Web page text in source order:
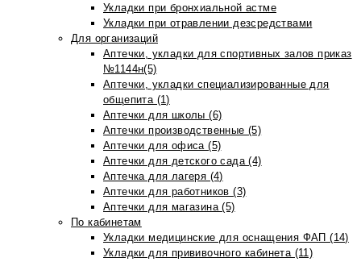
Укладки при бронхиальной астме
Укладки при отравлении дезсредствами
Для организаций
Аптечки, укладки для спортивных залов приказ
№1144н(5)
Аптечки, укладки специализированные для
общепита (1)
Аптечки для школы (6)
Аптечки производственные (5)
Аптечки для офиса (5)
Аптечки для детского сада (4)
Аптечка для лагеря (4)
Аптечки для работников (3)
Аптечки для магазина (5)
По кабинетам
Укладки медицинские для оснащения ФАП (14)
Укладки для прививочного кабинета (11)